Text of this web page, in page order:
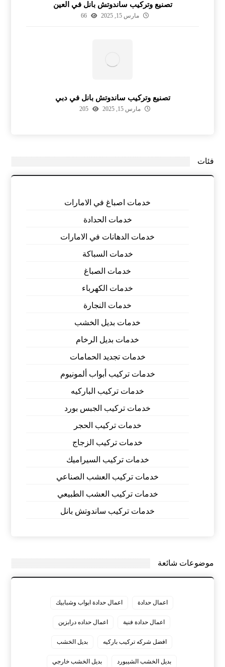
تصنيع وتركيب ساندوتش بانل في العين
مارس 15, 2025 66
تصنيع وتركيب ساندوتش بانل في دبي
مارس 15, 2025 205
فئات
خدمات اصباغ في الامارات
خدمات الحدادة
خدمات الدهانات في الامارات
خدمات السباكة
خدمات الصباغ
خدمات الكهرباء
خدمات النجارة
خدمات بديل الخشب
خدمات بديل الرخام
خدمات تجديد الحمامات
خدمات تركيب أبواب ألمونيوم
خدمات تركيب الباركيه
خدمات تركيب الجبس بورد
خدمات تركيب الحجر
خدمات تركيب الزجاج
خدمات تركيب السيراميك
خدمات تركيب العشب الصناعي
خدمات تركيب العشب الطبيعي
خدمات تركيب ساندوتش بانل
موضوعات شائعة
اعمال حدادة اعمال حدادة ابواب وشبابيك
اعمال حدادة فنية اعمال حداده درابزين
افضل شركه تركيب باركيه بديل الخشب
بديل الخشب الشيبورد بديل الخشب خارجي